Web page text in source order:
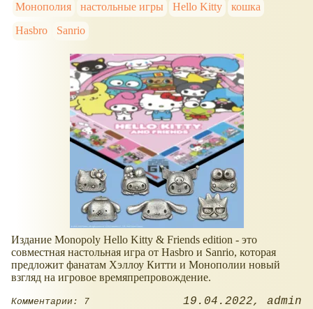
Монополия настольные игры Hello Kitty
кошка
Hasbro
Sanrio
Издание Monopoly Hello Kitty & Friends edition - это
совместная настольная игра от Hasbro и Sanrio, которая
предложит фанатам Хэллоу Китти и Монополии новый
взгляд на игровое времяпрепровождение.
Комментарии: 7 19.04.2022 admin